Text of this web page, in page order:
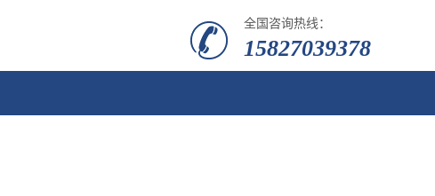
全国咨询热线：
15827039378